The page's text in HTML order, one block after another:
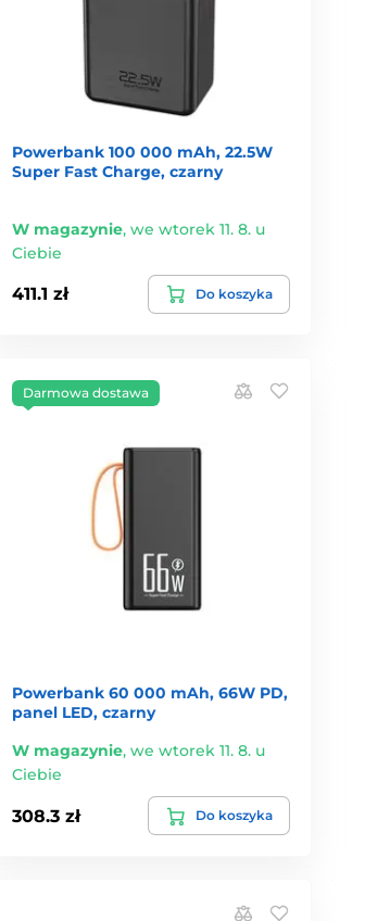
Powerbank 100 000 mAh, 22.5W
Super Fast Charge, czarny
W magazynie,we wtorek 11. 8. u
Ciebie
411.1 zł Do koszyka
Darmowa dostawa
Powerbank 60 000 mAh, 66W PD,
panel LED, czarny
W magazynie,we wtorek 11. 8. u
Ciebie
308.3 zł Do koszyka